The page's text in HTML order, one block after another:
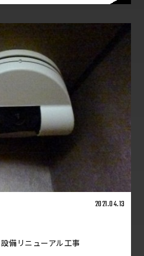
2021.04.13
備リニューアル工事